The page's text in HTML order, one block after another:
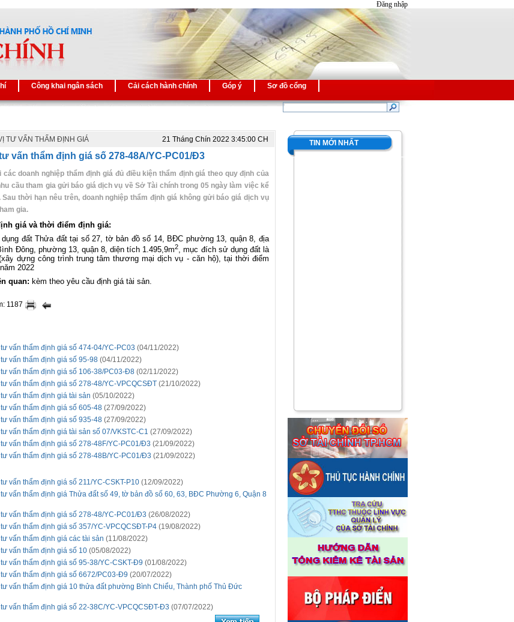
Đăng nhập
Công khai ngân sách Cải cách hành chính Góp ý Sơ đồ cổng
TƯ VẤN THẨM ĐỊNH GIÁ 21 Tháng Chín 2022 3:45:00 CH
vấn thẩm định giá số 278-48A/YC-PC01/Đ3
doanh nghiệp thẩm định giá đủ điều kiện thẩm định giá theo quy định của
cầu tham gia gửi báo giá dịch vụ về Sở Tài chính trong 05 ngày làm việc kể
thời hạn nêu trên, doanh nghiệp thẩm định giá không gửi báo giá dịch vụ
gia.
giávà thời điểm định giá:
đất Thửa đất tại số 27, tờ bản đồ số 14, BĐC phường 13, quận 8, địa
Đông, phường 13, quận 8, diện tích 1.495,9m2, mục đích sử dụng đất là
dựng công trình trung tâm thương mại dịch vụ - căn hộ), tại thời điểm
2022
quan: kèm theo yêu cầu định giá tài sản.
1187
vấn thẩm định giá số 474-04/YC-PC03 (04/11/2022)
vấn thẩm định giá số 95-98 (04/11/2022)
vấn thẩm định giá số 106-38/PC03-Đ8 (02/11/2022)
vấn thẩm định giá số 278-48/YC-VPCQCSĐT (21/10/2022)
vấn thẩm định giá tài sản (05/10/2022)
vấn thẩm định giá số 605-48 (27/09/2022)
vấn thẩm định giá số 935-48 (27/09/2022)
vấn thẩm định giá tài sản số 07/VKSTC-C1 (27/09/2022)
vấn thẩm định giá số 278-48F/YC-PC01/Đ3 (21/09/2022)
vấn thẩm định giá số 278-48B/YC-PC01/Đ3 (21/09/2022)
vấn thẩm định giá số 211/YC-CSKT-P10 (12/09/2022)
vấn thẩm định giá Thửa đất số 49, tờ bản đồ số 60, 63, BĐC Phường 6, Quận 8
vấn thẩm định giá số 278-48/YC-PC01/Đ3 (26/08/2022)
vấn thẩm định giá số 357/YC-VPCQCSĐT-P4 (19/08/2022)
vấn thẩm định giá các tài sản (11/08/2022)
vấn thẩm định giá số 10 (05/08/2022)
vấn thẩm định giá số 95-38/YC-CSKT-Đ9 (01/08/2022)
vấn thẩm định giá số 6672/PC03-Đ9 (20/07/2022)
vấn thẩm định giá 10 thửa đất phường Bình Chiểu, Thành phố Thủ Đức
vấn thẩm định giá số 22-38C/YC-VPCQCSĐT-Đ3 (07/07/2022)
TIN MỚI NHẤT